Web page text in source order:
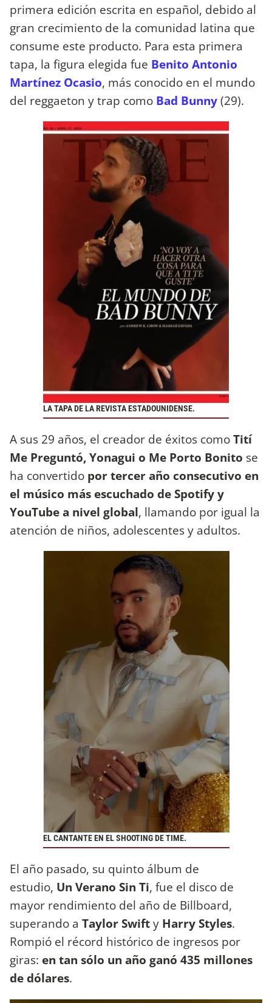
primera edición escrita en español, debido al
gran crecimiento de la comunidad latina que
consume este producto. Para esta primera
tapa, la figura elegida fue Benito Antonio
Martínez Ocasio, más conocido en el mundo
del reggaeton y trap como Bad Bunny(29).
LA TAPA DE LA REVISTA ESTADOUNIDENSE.
A sus 29 años, el creador de éxitos comoTití
Me Preguntó, Yonagui o Me Porto Bonito se
ha convertido por tercer año consecutivo en
el músico más escuchado de Spotify y
YouTube a nivel global, llamando por igual la
atención de niños, adolescentes y adultos.
EL CANTANTE EN EL SHOOTING DE TIME.
El año pasado, su quinto álbum de
estudio, Un Verano Sin Ti, fue el disco de
mayor rendimiento del año de Billboard,
superando a Taylor Swifty Harry Styles.
Rompió el récord histórico de ingresos por
giras: en tan sólo un año ganó 435 millones
de dólares.